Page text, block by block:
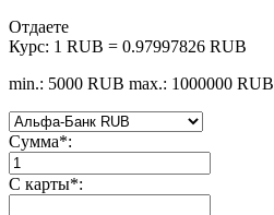
Отдаете
Курс: 1 RUB = 0.97997826 RUB
min.: 5000 RUB max.: 1000000 RUB
Сумма*:
С карты*: